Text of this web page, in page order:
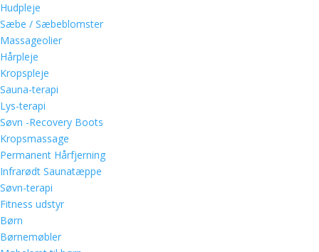
Hudpleje
Sæbe / Sæbeblomster
Massageolier
Hårpleje
Kropspleje
Sauna-terapi
Lys-terapi
Søvn -Recovery Boots
Kropsmassage
Permanent Hårfjerning
Infrarødt Saunatæppe
Søvn-terapi
Fitness udstyr
Børn
Børnemøbler